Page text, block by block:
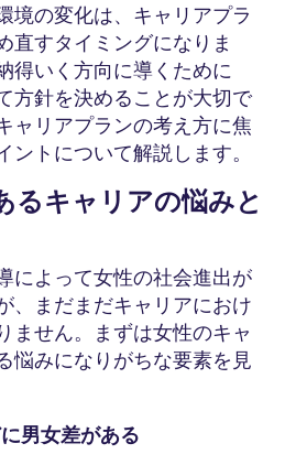
境の変化は、キャリアプラ
直すタイミングになりま
得いく方向に導くために
方針を決めることが大切で
ャリアプランの考え方に焦
ントについて解説します。
るキャリアの悩みと
によって女性の社会進出が
、まだまだキャリアにおけ
ません。まずは女性のキャ
悩みになりがちな要素を見
男女差がある